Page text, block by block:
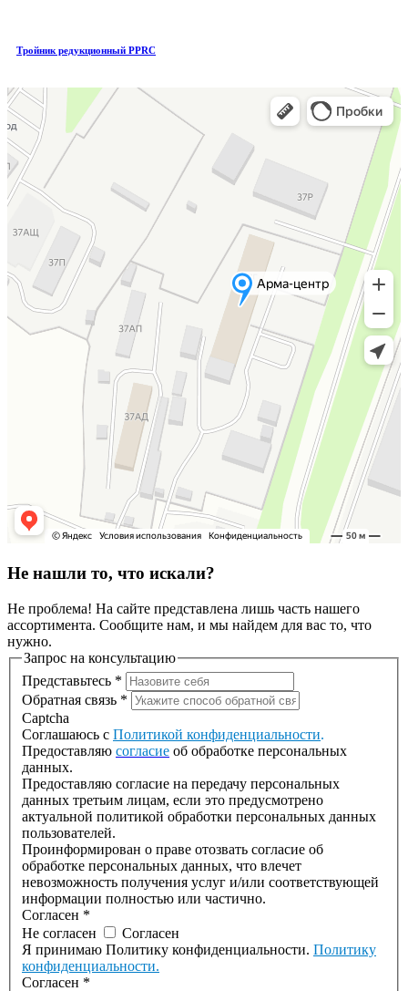
Тройник редукционный PPRC
Не нашли то, что искали?
Не проблема! На сайте представлена лишь часть нашего
ассортимента. Сообщите нам, и мы найдем для вас то, что
нужно.
Запрос на консультацию
Представьтесь *
Обратная связь *
Captcha
Соглашаюсь с Политикой конфиденциальности.
Предоставляю согласие об обработке персональных
данных.
Предоставляю согласие на передачу персональных
данных третьим лицам, если это предусмотрено
актуальной политикой обработки персональных данных
пользователей.
Проинформирован о праве отозвать согласие об
обработке персональных данных, что влечет
невозможность получения услуг и/или соответствующей
информации полностью или частично.
Согласен *
Не согласен
Согласен
Я принимаю Политику конфиденциальности. Политику
конфиденциальности.
Согласен *